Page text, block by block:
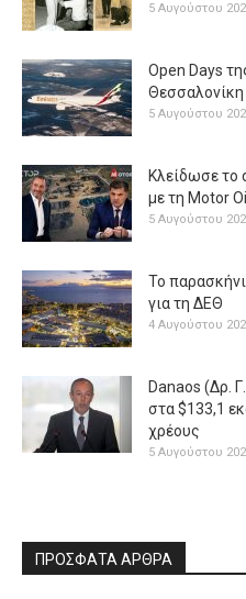
5 Αυγούστου
Open Days
Θεσσαλονίκη
5 Αυγούστου
Κλείδωσε το
με τη Μotor Oil
5 Αυγούστου
Το
για τη ΔΕΘ
4 Αυγούστου
Danaos (Δρ.
στα $133,1
χρέους
5 Αυγούστου
ΠΡΟΣΦΑΤΑ ΑΡΘΡΑ